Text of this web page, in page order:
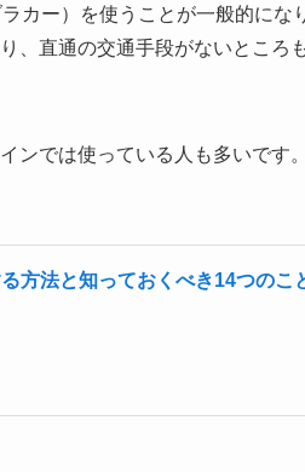
カー）を使うことが一般的にな
、直通の交通手段がないところ
ンでは使っている人も多いです
方法と知っておくべき14つのこ